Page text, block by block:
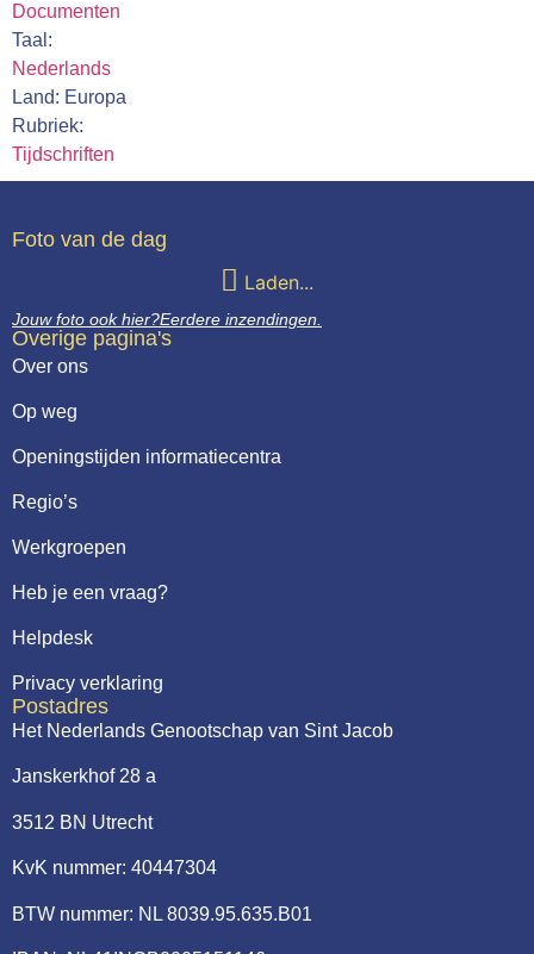
Documenten
Taal:
Nederlands
Land: Europa
Rubriek:
Tijdschriften
Foto van de dag
Laden...
Jouw foto ook hier?Eerdere inzendingen.
Overige pagina's
Over ons
Op weg
Openingstijden informatiecentra
Regio’s
Werkgroepen
Heb je een vraag?
Helpdesk
Privacy verklaring
Postadres
Het Nederlands Genootschap van Sint Jacob
Janskerkhof 28 a
3512 BN Utrecht
KvK nummer: 40447304
BTW nummer: NL 8039.95.635.B01